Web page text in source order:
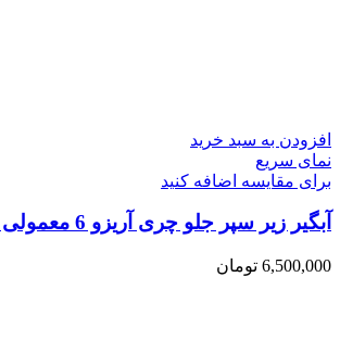
افزودن به سبد خرید
نمای سریع
برای مقایسه اضافه کنید
آبگیر زیر سپر جلو چری آریزو 6 معمولی ARRIZO 6
6,500,000 تومان